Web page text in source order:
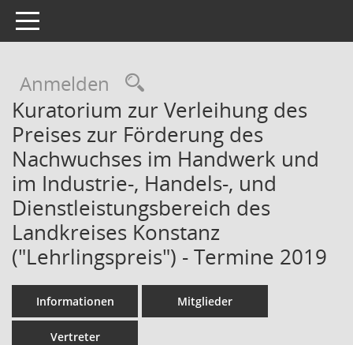
Toggle navigation
Anmelden Rechercheauswahl
Kuratorium zur Verleihung des
Preises zur Förderung des
Nachwuchses im Handwerk und
im Industrie-, Handels-, und
Dienstleistungsbereich des
Landkreises Konstanz
("Lehrlingspreis") - Termine 2019
Informationen Mitglieder
Vertreter